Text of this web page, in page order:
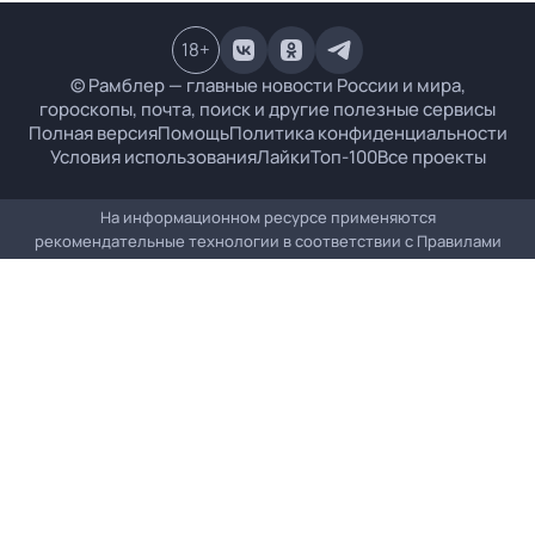
© Рамблер — главные новости России и мира,
гороскопы, почта, поиск и другие полезные сервисы
Полная версияПомощьПолитика конфиденциальности
Условия использованияЛайкиТоп-100Все проекты
18+
На информационном ресурсе применяются
рекомендательные технологии в соответствии с Правилами